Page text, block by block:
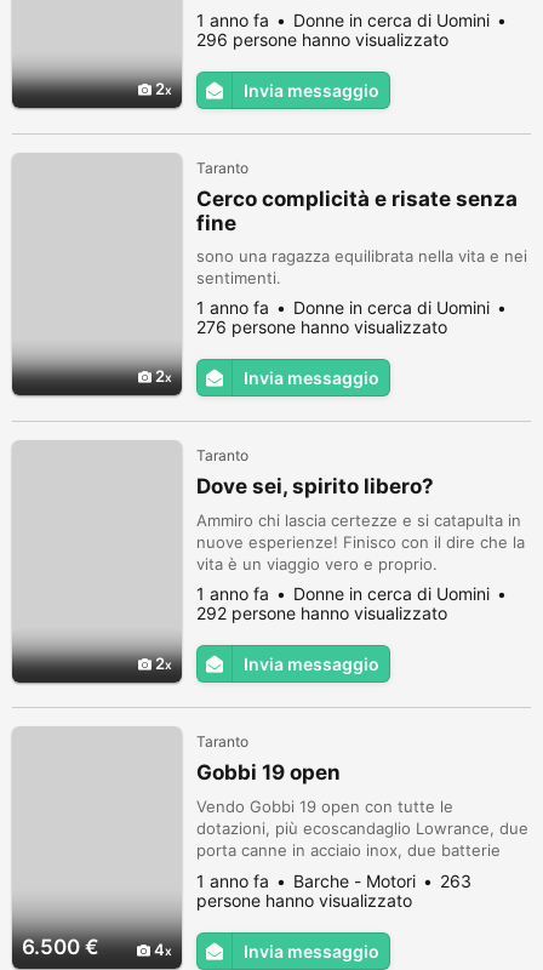
2
l'arte.
1 anno fa
Donne in cerca di Uomini
296 persone hanno visualizzato
Invia messaggio
2
Taranto
Cerco complicità e risate senza
fine
sono una ragazza equilibrata nella vita e nei
sentimenti.
1 anno fa
Donne in cerca di Uomini
276 persone hanno visualizzato
Invia messaggio
2
Taranto
Dove sei, spirito libero?
Ammiro chi lascia certezze e si catapulta in
nuove esperienze! Finisco con il dire che la
vita è un viaggio vero e proprio.
1 anno fa
Donne in cerca di Uomini
292 persone hanno visualizzato
Invia messaggio
6.500 € 4
Taranto
Gobbi 19 open
Vendo Gobbi 19 open con tutte le
dotazioni, più ecoscandaglio Lowrance, due
porta canne in acciaio inox, due batterie
con rispettivo stacca batteria. Motore
Suzuki Df 70 4 tempi anno 2005 con non
più di 60 ore di moto. Carrello omologato
senza freni, con rulli rifatti quest'anno,
piastre in acciaio inox. In fine telo su misura
1 anno fa Barche - Motori
263
persone hanno visualizzato
Invia messaggio